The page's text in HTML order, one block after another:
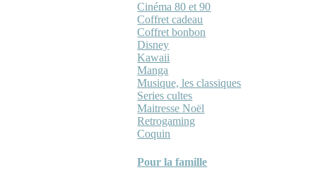
Cinéma 80 et 90
Coffret cadeau
Coffret bonbon
Disney
Kawaii
Manga
Musique, les classiques
Series cultes
Maitresse Noël
Retrogaming
Coquin
Pour la famille